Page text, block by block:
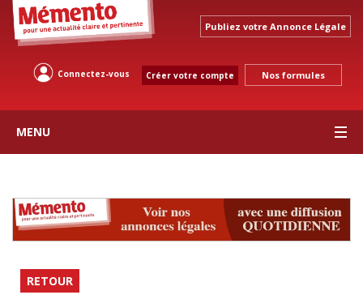
Publiez votre Annonce Légale
Connectez-vous Créer votre compte Nos formules
MENU
RETOUR